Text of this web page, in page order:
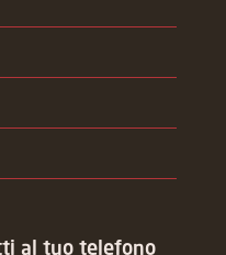
al tuo telefono